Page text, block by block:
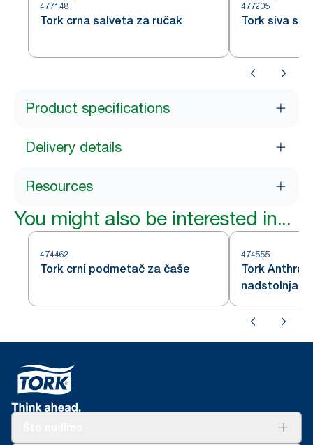
477148
Tork crna salveta za ručak
477205
Tork siva
Product specifications
Delivery details
Resources
You might also be interested in...
474462
Tork crni podmetač za čaše
474555
Tork
nadstolnjak